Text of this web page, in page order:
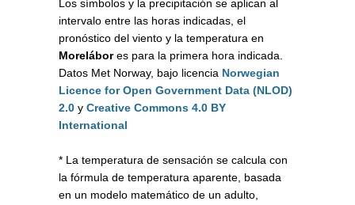
Los símbolos y la precipitación se aplican al
intervalo entre las horas indicadas, el
pronóstico del viento y la temperatura en
Morelábores para la primera hora indicada.
Datos Met Norway, bajo licencia Norwegian
Licence for Open Government Data (NLOD)
2.0 y Creative Commons 4.0 BY
International
* La temperatura de sensación se calcula con
la fórmula de temperatura aparente, basada
en un modelo matemático de un adulto,